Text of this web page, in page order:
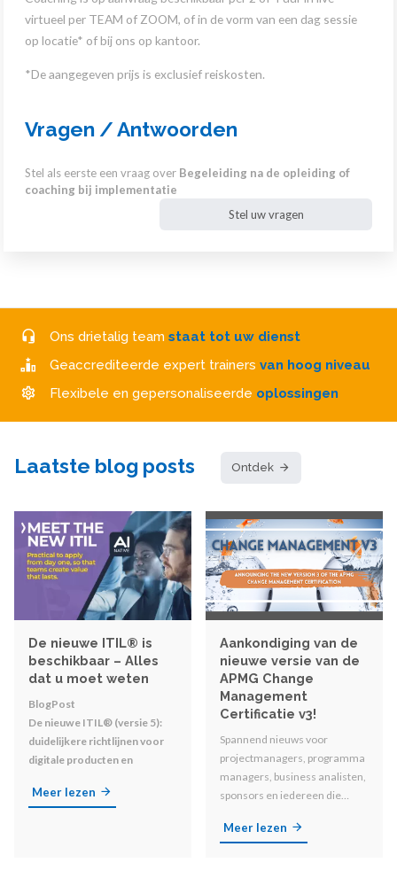
virtueel per TEAM of ZOOM, of in de vorm van een dag sessie
op locatie* of bij ons op kantoor.
*De aangegeven prijs is exclusief reiskosten.
Vragen / Antwoorden
Stel als eerste een vraag over Begeleiding na de opleiding of
coaching bij implementatie
Stel uw vragen
Ons drietalig team staat tot uw dienst
Geaccrediteerde expert trainers van hoog niveau
Flexibele en gepersonaliseerde oplossingen
Laatste blog posts Ontdek
De nieuwe ITIL® is
beschikbaar – Alles
dat u moet weten
BlogPost
De nieuwe ITIL® (versie 5):
duidelijkere richtlijnen voor
digitale producten en
Meer lezen
Aankondiging van de
nieuwe versie van de
APMG Change
Management
Certificatie v3!
Spannend nieuws voor
projectmanagers, programma
managers, business analisten,
sponsors en iedereen die
organisatorische
Meer lezen